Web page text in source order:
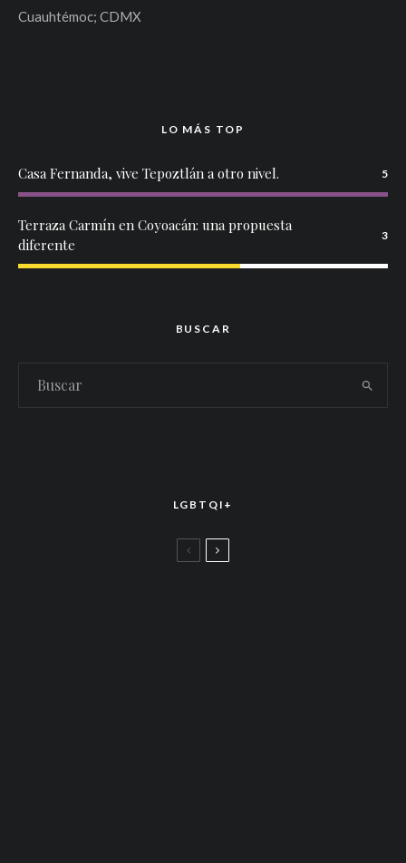
Cuauhtémoc; CDMX
LO MÁS TOP
Casa Fernanda, vive Tepoztlán a otro nivel. 5
Terraza Carmín en Coyoacán: una propuesta
diferente
3
BUSCAR
LGBTQI+